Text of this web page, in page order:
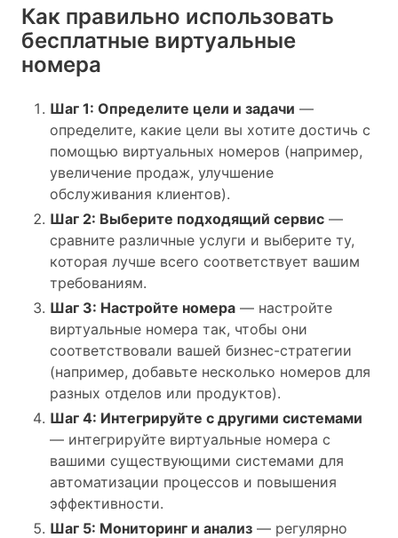
Как правильно использовать
бесплатные виртуальные
номера
Шаг 1: Определите цели и задачи —
определите, какие цели вы хотите достичь с
помощью виртуальных номеров (например,
увеличение продаж, улучшение
обслуживания клиентов).
Шаг 2: Выберите подходящий сервис —
сравните различные услуги и выберите ту,
которая лучше всего соответствует вашим
требованиям.
Шаг 3: Настройте номера — настройте
виртуальные номера так, чтобы они
соответствовали вашей бизнес-стратегии
(например, добавьте несколько номеров для
разных отделов или продуктов).
Шаг 4: Интегрируйте с другими системами
— интегрируйте виртуальные номера с
вашими существующими системами для
автоматизации процессов и повышения
эффективности.
Шаг 5: Мониторинг и анализ — регулярно